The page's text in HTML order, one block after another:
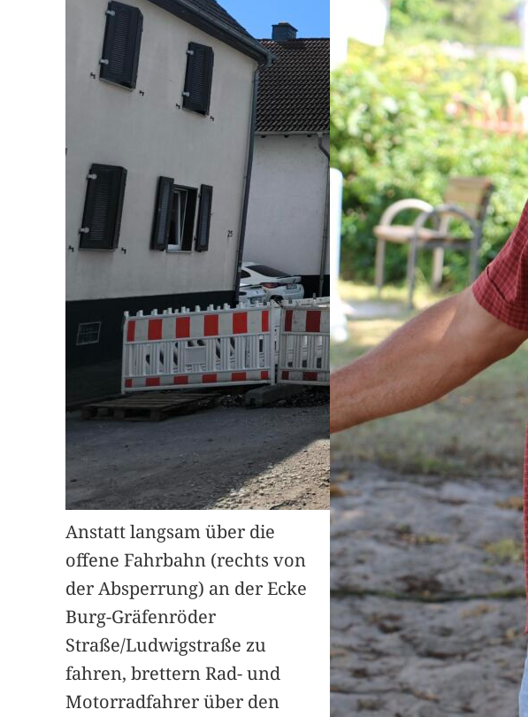
Anstatt langsam über die
offene Fahrbahn (rechts von
der Absperrung) an der Ecke
Burg-Gräfenröder
Straße/Ludwigstraße zu
fahren, brettern Rad- und
Motorradfahrer über den